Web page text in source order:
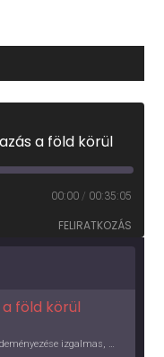
a föld körül
00:00 / 00:35:05
FELIRATKOZÁS
föld körül
Az UNICEF Magyarország jótékonysági kezdeményezése izgalmas, egész éves világkörüli ízutazásra hív, igazi családi program és gasztroedukáció, illetve segítség a rászorulóknak is egyben.